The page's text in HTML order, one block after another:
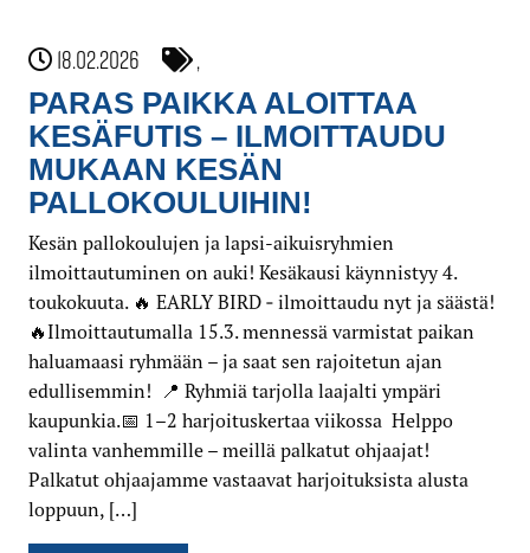
18.02.2026 ,
PARAS PAIKKA ALOITTAA
KESÄFUTIS – ILMOITTAUDU
MUKAAN KESÄN
PALLOKOULUIHIN!
Kesän pallokoulujen ja lapsi-aikuisryhmien
ilmoittautuminen on auki! Kesäkausi käynnistyy 4.
toukokuuta. 🔥 EARLY BIRD ‑ ilmoittaudu nyt ja säästä!
🔥Ilmoittautumalla 15.3. mennessä varmistat paikan
haluamaasi ryhmään – ja saat sen rajoitetun ajan
edullisemmin! 📍 Ryhmiä tarjolla laajalti ympäri
kaupunkia.📅 1–2 harjoituskertaa viikossa Helppo
valinta vanhemmille – meillä palkatut ohjaajat!
Palkatut ohjaajamme vastaavat harjoituksista alusta
loppuun, […]